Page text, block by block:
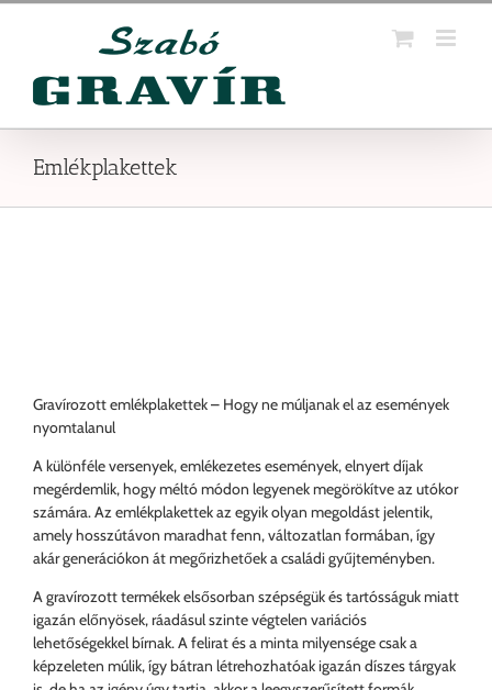
Kihagyás
Emlékplakettek
Gravírozott emlékplakettek – Hogy ne múljanak el az események
nyomtalanul
A különféle versenyek, emlékezetes események, elnyert díjak
megérdemlik, hogy méltó módon legyenek megörökítve az utókor
számára. Az emlékplakettek az egyik olyan megoldást jelentik,
amely hosszútávon maradhat fenn, változatlan formában, így
akár generációkon át megőrizhetőek a családi gyűjteményben.
A gravírozott termékek elsősorban szépségük és tartósságuk miatt
igazán előnyösek, ráadásul szinte végtelen variációs
lehetőségekkel bírnak. A felirat és a minta milyensége csak a
képzeleten múlik, így bátran létrehozhatóak igazán díszes tárgyak